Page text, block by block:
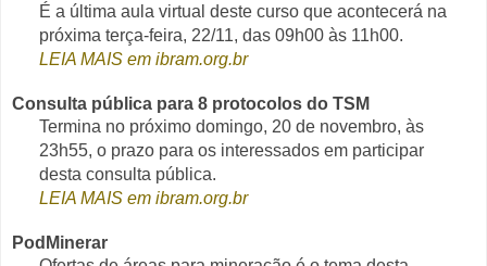
É a última aula virtual deste curso que acontecerá na
próxima terça-feira, 22/11, das 09h00 às 11h00.
LEIA MAIS em ibram.org.br
Consulta pública para 8 protocolos do TSM
Termina no próximo domingo, 20 de novembro, às
23h55, o prazo para os interessados em participar
desta consulta pública.
LEIA MAIS em ibram.org.br
PodMinerar